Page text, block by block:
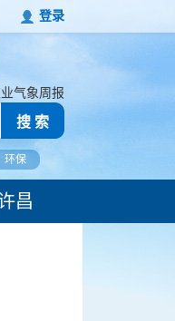
登录
气象周报
搜 索
环保
昌